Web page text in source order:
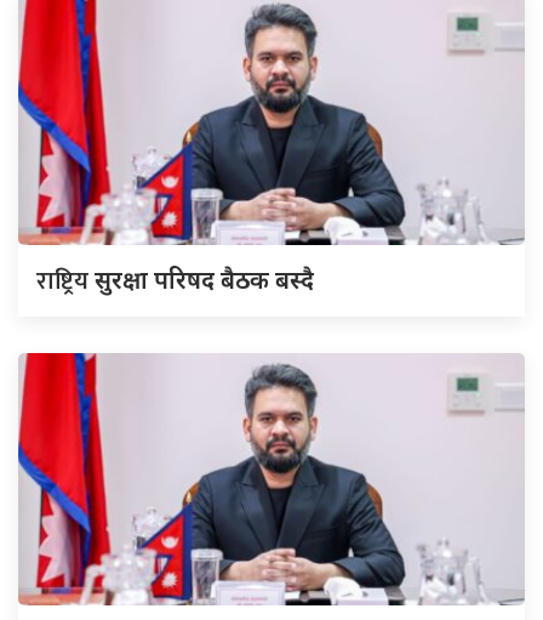
राष्ट्रियसुरक्षा परिषद बैठक बस्दै